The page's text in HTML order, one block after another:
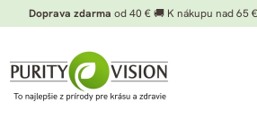
Preskočiť
obsah
Doprava zdarma od 40 € 🚚 K nákupu nad 65 €